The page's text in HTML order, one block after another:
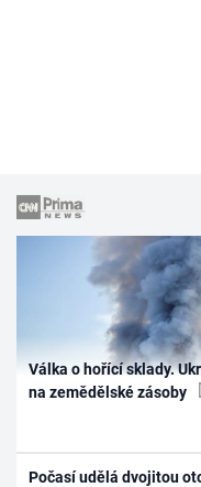
Válka o hořící sklady.
na zemědělské zásoby
Počasí udělá dvojitou